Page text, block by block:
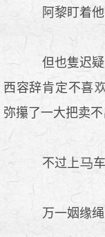
阿黎盯着他
但也隻迟疑
西容辞肯定不喜
弥攥了一大把卖不
不过上
万一姻缘绳